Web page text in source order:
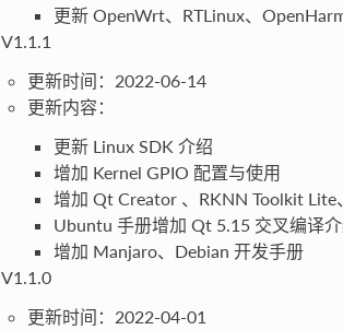
更新 OpenWrt、RTLinux、
V1.1.1
更新时间：2022-06-14
更新内容：
更新 Linux SDK 介绍
增加 Kernel GPIO 配置与使用
增加 Qt Creator 、RKNN Toolkit
Ubuntu 手册增加 Qt 5.15 交叉编译
增加 Manjaro、Debian 开发手册
V1.1.0
更新时间：2022-04-01